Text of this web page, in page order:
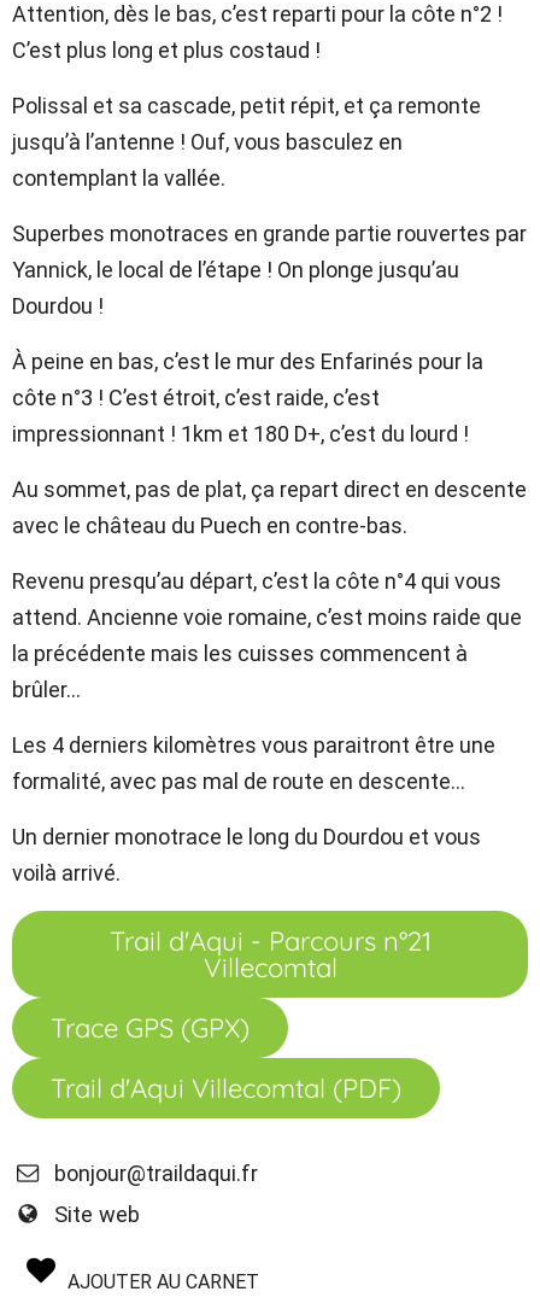
Attention, dès le bas, c’est reparti pour la côte n°2 !
C’est plus long et plus costaud !
Polissal et sa cascade, petit répit, et ça remonte
jusqu’à l’antenne ! Ouf, vous basculez en
contemplant la vallée.
Superbes monotraces en grande partie rouvertes par
Yannick, le local de l’étape ! On plonge jusqu’au
Dourdou !
À peine en bas, c’est le mur des Enfarinés pour la
côte n°3 ! C’est étroit, c’est raide, c’est
impressionnant ! 1km et 180 D+, c’est du lourd !
Au sommet, pas de plat, ça repart direct en descente
avec le château du Puech en contre-bas.
Revenu presqu’au départ, c’est la côte n°4 qui vous
attend. Ancienne voie romaine, c’est moins raide que
la précédente mais les cuisses commencent à
brûler…
Les 4 derniers kilomètres vous paraitront être une
formalité, avec pas mal de route en descente…
Un dernier monotrace le long du Dourdou et vous
voilà arrivé.
Trail d'Aqui - Parcours n°21
Villecomtal
Trace GPS (GPX)
Trail d'Aqui Villecomtal (PDF)
bonjour@traildaqui.fr
Site web
AJOUTER AU CARNET